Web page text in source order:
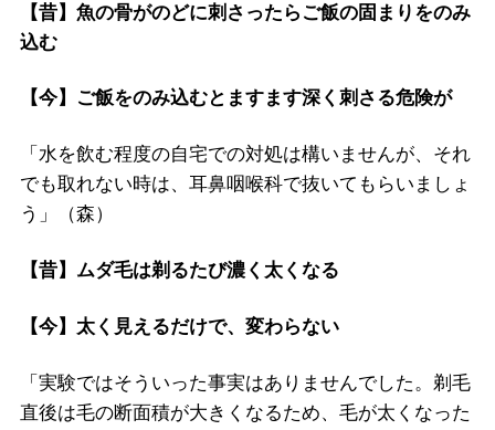
【昔】魚の骨がのどに刺さったらご飯の固まりをのみ
込む
【今】ご飯をのみ込むとますます深く刺さる危険が
「水を飲む程度の自宅での対処は構いませんが、それ
でも取れない時は、耳鼻咽喉科で抜いてもらいましょ
う」（森）
【昔】ムダ毛は剃るたび濃く太くなる
【今】太く見えるだけで、変わらない
「実験ではそういった事実はありませんでした。剃毛
直後は毛の断面積が大きくなるため、毛が太くなった